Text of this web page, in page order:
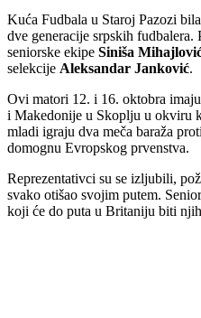
Kuća Fudbala u Staroj Pazozi
dve generacije srpskih
seniorske ekipe Siniša
selekcije Aleksandar Janković.
Ovi matori 12. i 16. oktobra
i Makedonije u Skoplju u okviru
mladi igraju dva meča baraža
domognu Evropskog prvenstva.
Reprezentativci su se izljubili,
svako otišao svojim putem.
koji će do puta u Britaniju biti